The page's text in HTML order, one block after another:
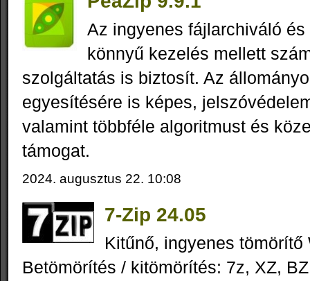
Az ingyenes fájlarchiváló
könnyű kezelés mellett
szolgáltatás is biztosít. Az
egyesítésére is képes,
valamint többféle algoritmust és
támogat.
2024. augusztus 22. 10:08
7-Zip 24.05
Kitűnő, ingyenes tömörítő
Betömörítés / kitömörítés: 7z, XZ,